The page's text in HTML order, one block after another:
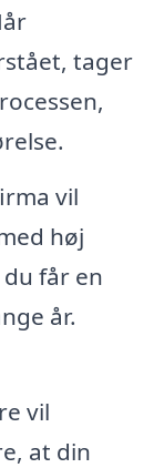
tager
vil
høj
får en
år.
vil
at din